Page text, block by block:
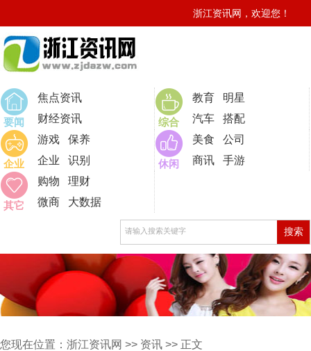
浙江资讯网，欢迎您！
要闻
焦点资讯
财经资讯
综合
教育
明星
汽车
搭配
企业
游戏
保养
企业
识别 休闲
美食
公司
商讯
手游
其它
购物
理财
微商
大数据
您现在位置： 浙江资讯网 >> 资讯 >> 正文